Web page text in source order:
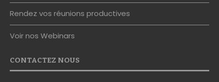
Rendez vos réunions productives
Voir nos Webinars
CONTACTEZ NOUS